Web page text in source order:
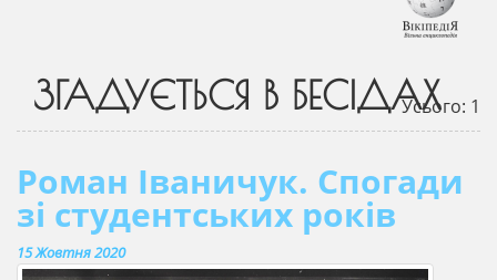
ЗГАДУЄТЬСЯ В БЕСІДАХУсього: 1
Роман Іваничук. Спогади
зі студентських років
15 Жовтня 2020